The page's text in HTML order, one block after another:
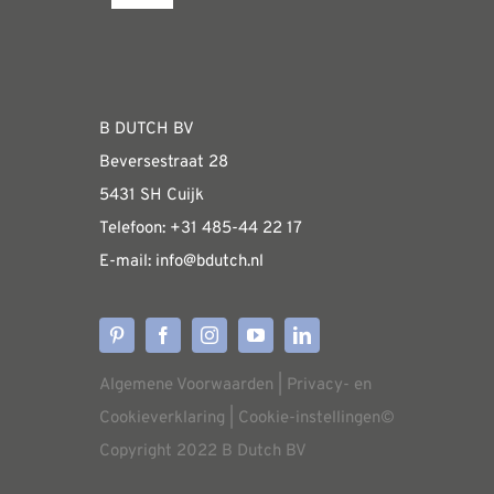
WEBSHOP
Algemene informatie &
Verzendkosten
Levertijden
Aflevering
B DUTCH BV
Beversestraat 28
5431 SH Cuijk
Telefoon: +31 485-44 22 17
E-mail: info@bdutch.nl
Algemene Voorwaarden
Privacy- en
Cookieverklaring
Cookie-instellingen©
Copyright 2022 B Dutch BV